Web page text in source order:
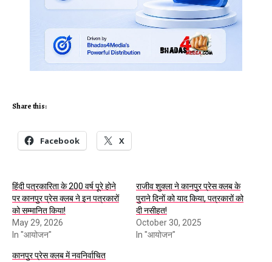
Share this:
Facebook X
हिंदी पत्रकारिता के 200 वर्ष पूरे होने
पर कानपुर प्रेस क्लब ने इन पत्रकारों
को सम्मानित किया!
May 29, 2026
In "आयोजन"
राजीव शुक्ला ने कानपुर प्रेस क्लब के
पुराने दिनों को याद किया, पत्रकारों को
दी नसीहत!
October 30, 2025
In "आयोजन"
कानपुर प्रेस क्लब में नवनिर्वाचित